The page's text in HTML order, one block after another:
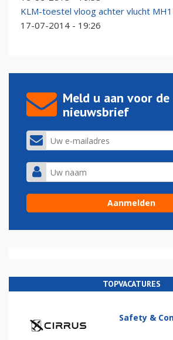
KLM-toestel vloog achter vlucht
17-07-2014 - 19:26
Meld u aan voor de
nieuwsbrief
TOPVACATURES
Safety &